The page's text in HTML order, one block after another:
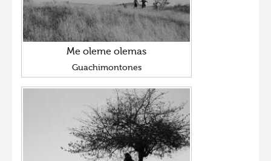
Me oleme olemas
Guachimontones